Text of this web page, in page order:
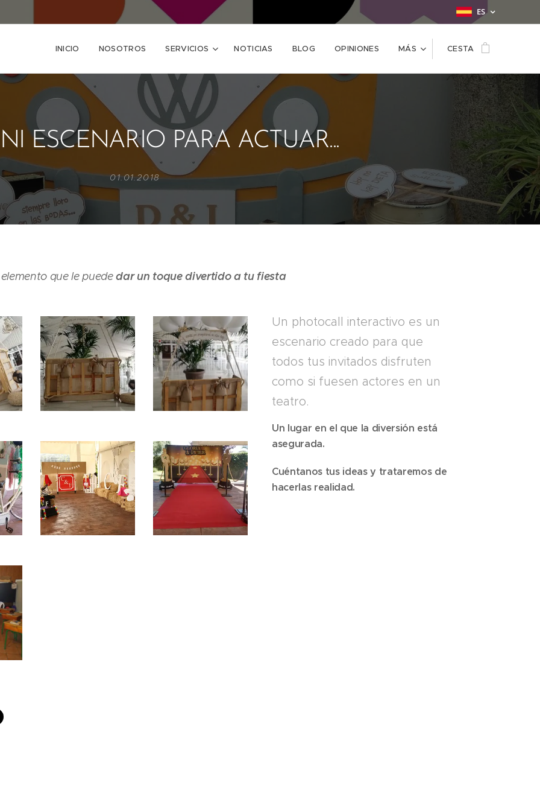
ES
INICIO NOSOTROS SERVICIOS NOTICIAS BLOG OPINIONES MÁS CESTA
ESCENARIO PARA ACTUAR...
01.01.2018
que le puededar un toque divertido a tu fiesta
Un photocall interactivo es un
escenario creado para que
todos tus invitados disfruten
como si fuesen actores en un
teatro.
Un lugar en el que la diversión está
asegurada.
Cuéntanos tus ideas y trataremos de
hacerlas realidad.